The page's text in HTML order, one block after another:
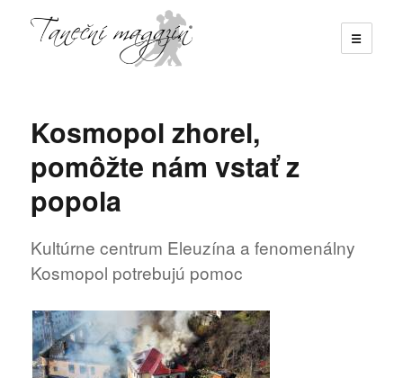
☰
Kosmopol zhorel,
pomôžte nám vstať z
popola
Kultúrne centrum Eleuzína a fenomenálny
Kosmopol potrebujú pomoc